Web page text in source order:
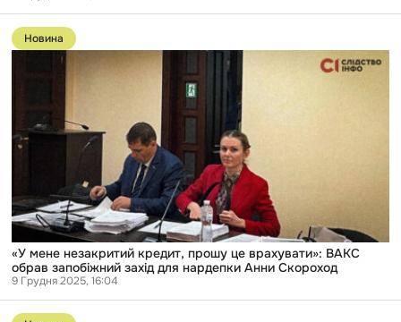
Перейти
до
публікації
прошу
це
врахувати»:
запобіжний
захід
для
нардепки
Анни
Скороход
Новина
«У мене незакритий кредит, прошу це врахувати»: ВАКС
обрав запобіжний захід для нардепки Анни Скороход
9 Грудня 2025, 16:04
Перейти